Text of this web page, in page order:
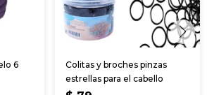
6
Colitas y broches pinzas
estrellas para el cabello